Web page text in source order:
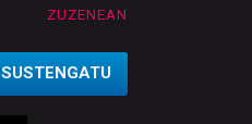
ZUZENEAN
SUSTENGATU